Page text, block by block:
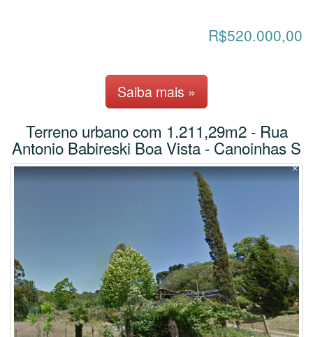
R$520.000,00
Saiba mais »
Terreno urbano com 1.211,29m2 - Rua
Antonio Babireski Boa Vista - Canoinhas S